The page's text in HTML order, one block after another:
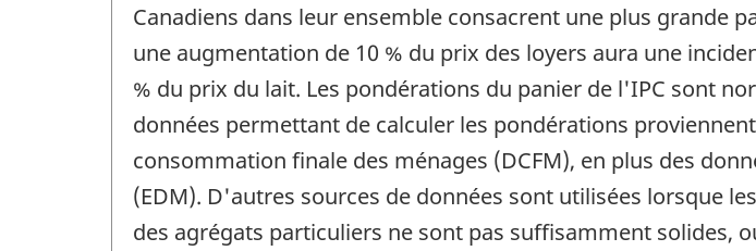
Canadiens dans leur ensemble consacrent une plus grande
une augmentation de 10 % du prix des loyers aura une
% du prix du lait. Les pondérations du panier de l'IPC sont
données permettant de calculer les pondérations
consommation finale des ménages (DCFM), en plus des
(EDM). D'autres sources de données sont utilisées lorsque
des agrégats particuliers ne sont pas suffisamment solides,